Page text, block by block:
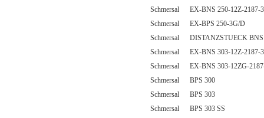
Schmersal EX-BNS 250-12Z-2187-
Schmersal EX-BPS 250-3G/D
Schmersal DISTANZSTUECK BNS
Schmersal EX-BNS 303-12Z-2187-
Schmersal EX-BNS 303-12ZG-
Schmersal BPS 300
Schmersal BPS 303
Schmersal BPS 303 SS